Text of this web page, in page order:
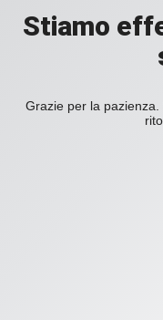
Stiamo
Grazie per la